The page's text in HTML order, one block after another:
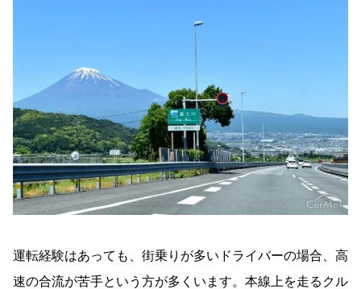
運転経験はあっても、街乗りが多いドライバーの場合、高
速の合流が苦手という方が多くいます。本線上を走るクル